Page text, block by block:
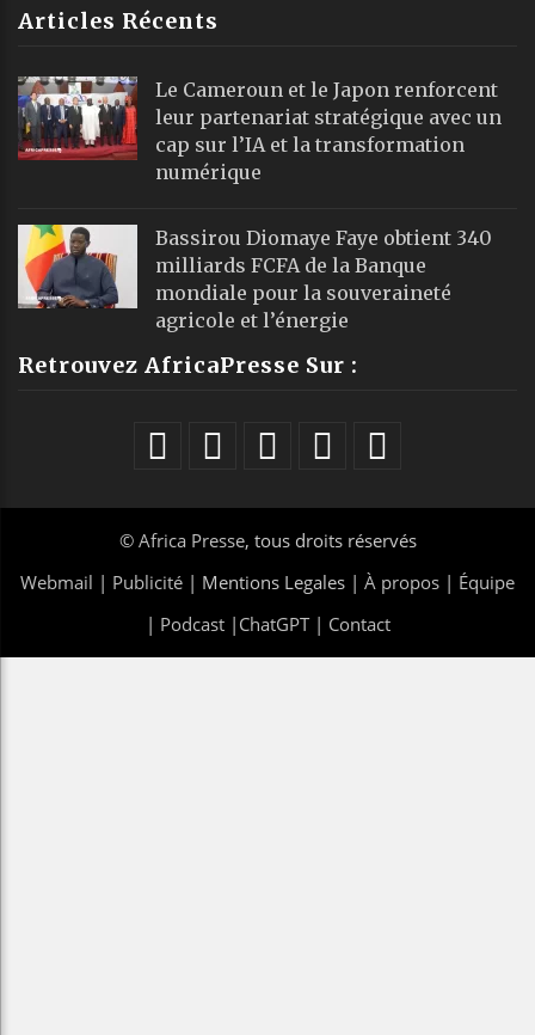
Articles Récents
Le Cameroun et le Japon renforcent
leur partenariat stratégique avec un
cap sur l’IA et la transformation
numérique
Bassirou Diomaye Faye obtient 340
milliards FCFA de la Banque
mondiale pour la souveraineté
agricole et l’énergie
Retrouvez AfricaPresse Sur :
© Africa Presse, tous droits réservés
Webmail | Publicité | Mentions Legales | À propos | Équipe
| Podcast| ChatGPT| Contact